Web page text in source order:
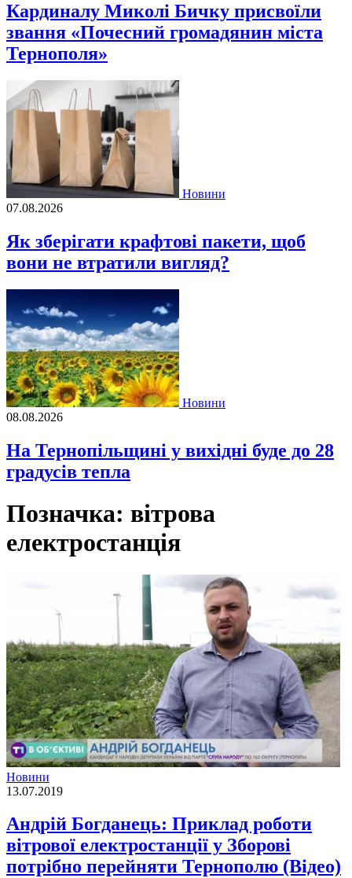
Кардиналу Миколі Бичку присвоїли
звання «Почесний громадянин міста
Тернополя»
Новини
07.08.2026
Як зберігати крафтові пакети, щоб
вони не втратили вигляд?
Новини
08.08.2026
На Тернопільщині у вихідні буде до 28
градусів тепла
Позначка: вітрова
електростанція
Новини
13.07.2019
Андрій Богданець: Приклад роботи
вітрової електростанції у Зборові
потрібно перейняти Тернополю (Відео)